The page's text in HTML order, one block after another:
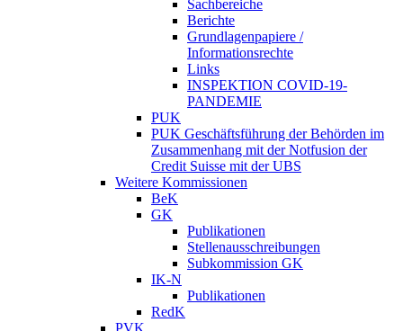
Sachbereiche
Berichte
Grundlagenpapiere /
Informationsrechte
Links
INSPEKTION COVID-19-
PANDEMIE
PUK
PUK Geschäftsführung der Behörden im
Zusammenhang mit der Notfusion der
Credit Suisse mit der UBS
Weitere Kommissionen
BeK
GK
Publikationen
Stellenausschreibungen
Subkommission GK
IK-N
Publikationen
RedK